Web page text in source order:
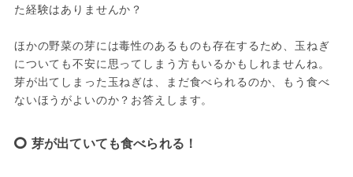
た経験はありませんか？
ほかの野菜の芽には毒性のあるものも存在するため、玉ねぎ
についても不安に思ってしまう方もいるかもしれませんね。
芽が出てしまった玉ねぎは、まだ食べられるのか、もう食べ
ないほうがよいのか？お答えします。
芽が出ていても食べられる！